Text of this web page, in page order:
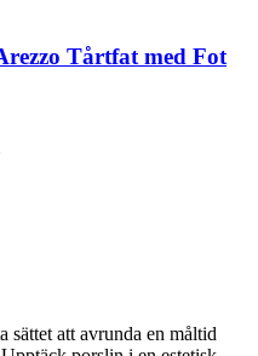
Tårtfat med Fot
sättet att avrunda en måltid